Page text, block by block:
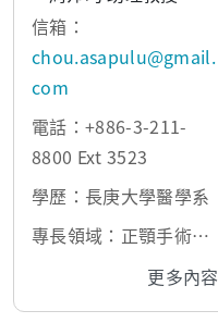
信箱：
chou.asapulu@gmail.
com
電話：+886-3-211-
8800 Ext 3523
學歷：長庚大學醫學系
專長領域：正顎手術、
顏面骨折導航重建手
更多內容